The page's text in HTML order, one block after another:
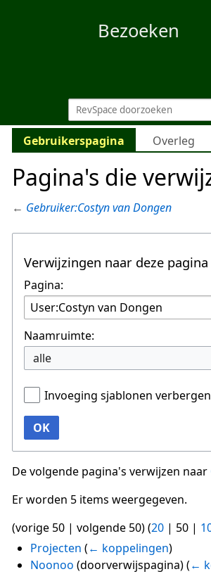
Bezoeken
Gebruikerspagina Overleg
Pagina's die
← Gebruiker:Costyn van Dongen
Verwijzingen naar deze pagina
Pagina:
Naamruimte:
alle
Invoeging sjablonen verbergen
OK
De volgende pagina's verwijzen naar
Er worden 5 items weergegeven.
(vorige 50 | volgende 50) (20 | 50 |
Projecten (← koppelingen)
Noonoo (doorverwijspagina)(←